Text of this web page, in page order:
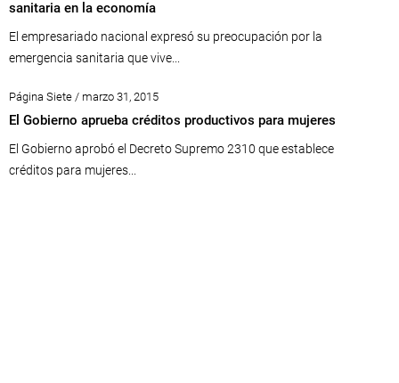
sanitaria en la economía
El empresariado nacional expresó su preocupación por la
emergencia sanitaria que vive...
Página Siete / marzo 31, 2015
El Gobierno aprueba créditos productivos para mujeres
El Gobierno aprobó el Decreto Supremo 2310 que establece
créditos para mujeres...